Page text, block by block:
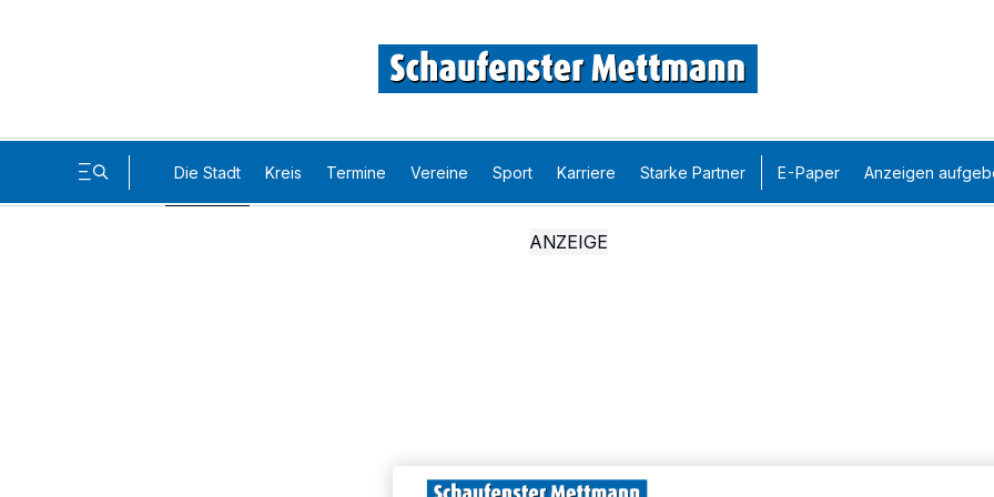
Die Stadt Kreis Termine Vereine Sport Karriere Starke Partner E-Paper Anzeigen